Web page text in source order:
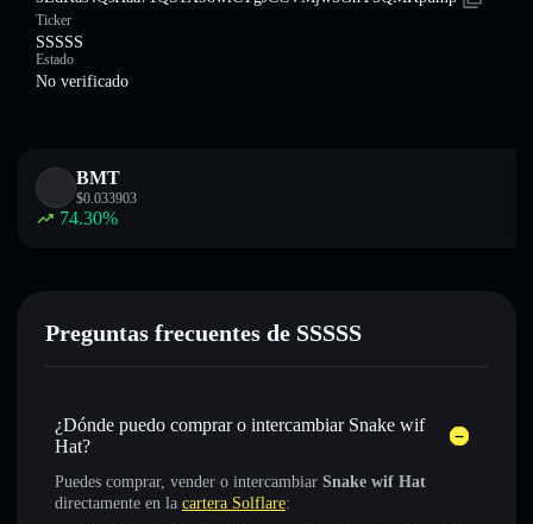
Ticker
SSSSS
Estado
No verificado
BMT
$0.033903
74.30%
Preguntas frecuentes de SSSSS
¿Dónde puedo comprar o intercambiar Snake wif
Hat?
Puedes comprar, vender o intercambiar Snake wif Hat
directamente en la cartera Solflare: